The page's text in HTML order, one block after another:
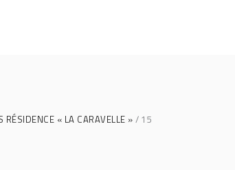
RÉSIDENCE « LA CARAVELLE » 15